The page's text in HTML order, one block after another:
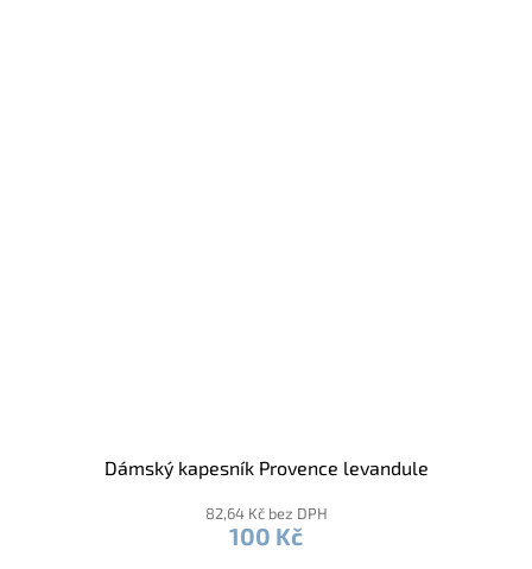
Dámský kapesník Provence levandule
82,64 Kč bez DPH
100 Kč